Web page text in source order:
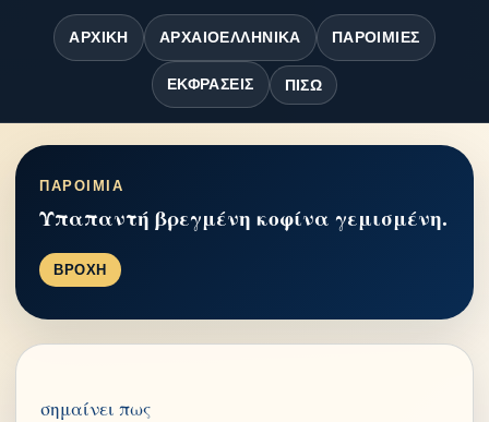
ΑΡΧΙΚΉ ΑΡΧΑΙΟΕΛΛΗΝΙΚΆ ΠΑΡΟΙΜΊΕΣ
ΕΚΦΡΆΣΕΙΣ ΠΊΣΩ
ΠΑΡΟΙΜΙΑ
Υπαπαντή βρεγμένη κοφίνα γεμισμένη.
ΒΡΟΧΗ
σημαίνει πως